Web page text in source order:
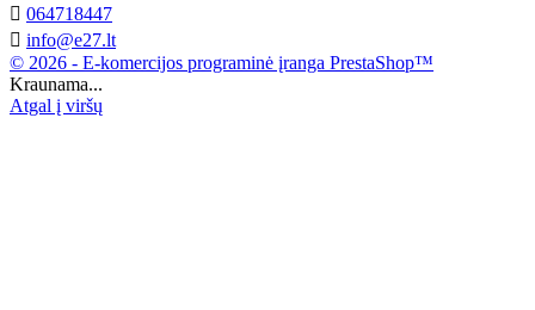
 064718447
 info@e27.lt
© 2026 - E-komercijos programinė įranga PrestaShop™
Kraunama...
Atgal į viršų